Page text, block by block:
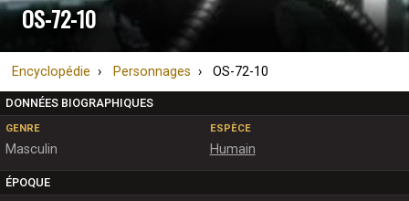
OS-72-10
Encyclopédie Personnages OS-72-10
DONNÉES BIOGRAPHIQUES
GENRE
Masculin
ESPÈCE
Humain
ÉPOQUE